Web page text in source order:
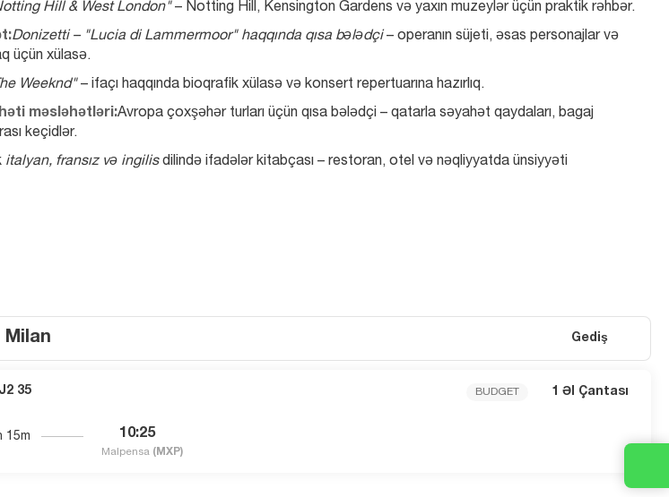
Hill & West London" – Notting Hill, Kensington Gardens və yaxın muzeylər üçün praktik rəhbər.
Donizetti – "Lucia di Lammermoor" haqqında qısa bələdçi – operanın süjeti, əsas personajlar və
üçün xülasə.
Weeknd" – ifaçı haqqında bioqrafik xülasə və konsert repertuarına hazırlıq.
məsləhətləri:Avropa çoxşəhər turları üçün qısa bələdçi – qatarla səyahət qaydaları, bagaj
keçidlər.
italyan, fransız və ingilis dilində ifadələr kitabçası – restoran, otel və nəqliyyatda ünsiyyəti
Milan Gediş
35
15m 10:25
Malpensa (MXP)
BUDGET 1 Əl Çantası